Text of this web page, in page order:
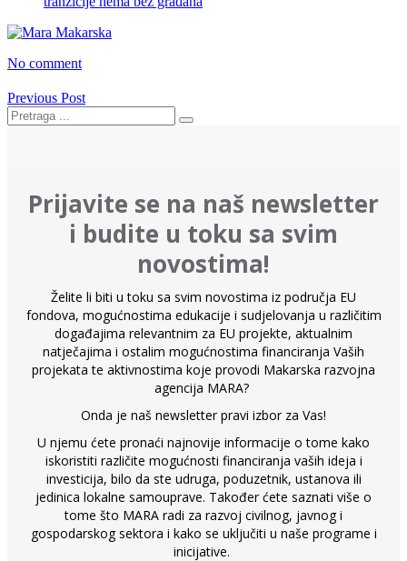
No comment
Previous Post
Prijavite se na naš newsletter
i budite u toku sa svim
novostima!
Želite li biti u toku sa svim novostima iz područja EU
fondova, mogućnostima edukacije i sudjelovanja u različitim
događajima relevantnim za EU projekte, aktualnim
natječajima i ostalim mogućnostima financiranja Vaših
projekata te aktivnostima koje provodi Makarska razvojna
agencija MARA?
Onda je naš newsletter pravi izbor za Vas!
U njemu ćete pronaći najnovije informacije o tome kako
iskoristiti različite mogućnosti financiranja vaših ideja i
investicija, bilo da ste udruga, poduzetnik, ustanova ili
jedinica lokalne samouprave. Također ćete saznati više o
tome što MARA radi za razvoj civilnog, javnog i
gospodarskog sektora i kako se uključiti u naše programe i
inicijative.